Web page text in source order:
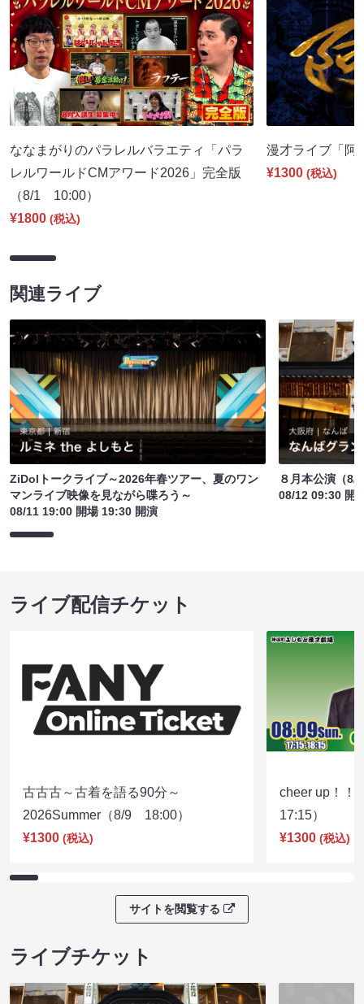
ななまがりのパラレルバラエティ「パラ
レルワールドCMアワード2026」完全版
（8/1 10:00）
¥1800 (税込)
漫才ライブ「
¥1300 (税込)
関連ライブ
ZiDolトークライブ～2026年春ツアー、夏のワン
マンライブ映像を見ながら喋ろう～
08/11 19:00 開場 19:30 開演
８月本公演（8/
08/12 09:30 開
ライブ配信チケット
古古古～古着を語る90分～
2026Summer（8/9 18:00）
¥1300 (税込)
cheer up！
17:15）
¥1300 (税込)
サイトを閲覧する
ライブチケット